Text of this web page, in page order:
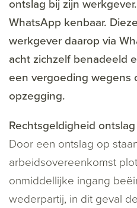
ontslag bij zijn
WhatsApp kenbaar.
werkgever daarop via
acht zichzelf benadeeld
een vergoeding wegens
opzegging.
Rechtsgeldigheid
Door een ontslag op
arbeidsovereenkomst
onmiddellijke ingang
wederpartij, in dit geval